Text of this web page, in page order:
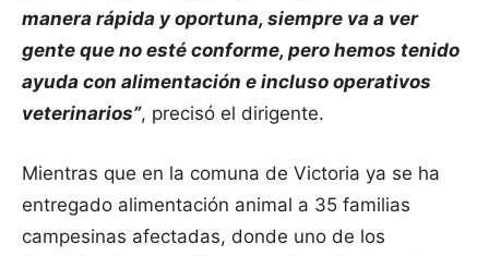
manera rápida y oportuna, siempre va a ver
gente que no esté conforme, pero hemos tenido
ayuda con alimentación e incluso operativos
veterinarios”, precisó el dirigente.
Mientras que en la comuna de Victoria ya se ha
entregado alimentación animal a 35 familias
campesinas afectadas, donde uno de los